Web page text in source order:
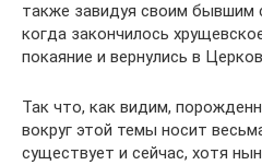
также завидуя своим бывшим
когда закончилось
покаяние и вернулись в
Так что, как видим,
вокруг этой темы носит
существует и сейчас, хотя